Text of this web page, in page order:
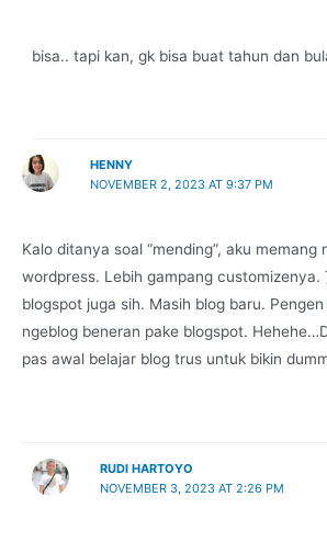
bisa.. tapi kan, gk bisa buat tahun dan
HENNY
NOVEMBER 2, 2023 AT 9:37 PM
Kalo ditanya soal “mending”, aku memang
wordpress. Lebih gampang customizenya.
blogspot juga sih. Masih blog baru.
ngeblog beneran pake blogspot.
pas awal belajar blog trus untuk bikin
RUDI HARTOYO
NOVEMBER 3, 2023 AT 2:26 PM